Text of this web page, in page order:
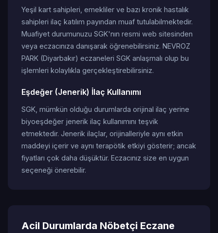
Yeşil kart sahipleri, emekliler ve bazı kronik hastalık
sahipleri ilaç katılım payından muaf tutulabilmektedir.
Muafiyet durumunuzu SGK'nın resmi web sitesinden
veya eczacınıza danışarak öğrenebilirsiniz. NEVROZ
PARK (Diyarbakır) eczaneleri SGK anlaşmalı olup bu
işlemleri kolaylıkla gerçekleştirebilirsiniz.
Eşdeğer (Jenerik) İlaç Kullanımı
SGK, mümkün olduğu durumlarda orijinal ilaç yerine
biyoeşdeğer jenerik ilaç kullanımını teşvik
etmektedir. Jenerik ilaçlar, orijinalleriyle aynı etkin
maddeyi içerir ve aynı terapötik etkiyi gösterir; ancak
fiyatları çok daha düşüktür. Eczacınız size en uygun
seçeneği önerebilir.
Acil Durumlarda Nöbetçi Eczane